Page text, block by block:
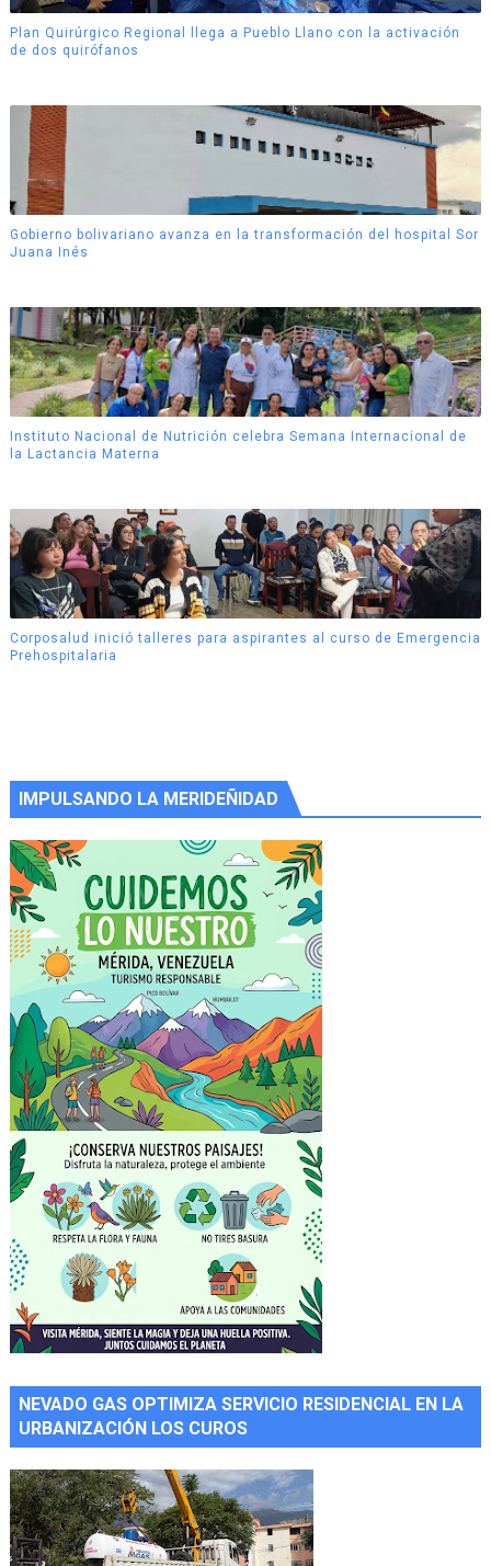
Plan Quirúrgico Regional llega a Pueblo Llano con la activación
de dos quirófanos
Gobierno bolivariano avanza en la transformación del hospital Sor
Juana Inés
Instituto Nacional de Nutrición celebra Semana Internacional de
la Lactancia Materna
Corposalud inició talleres para aspirantes al curso de Emergencia
Prehospitalaria
IMPULSANDO LA MERIDEÑIDAD
NEVADO GAS OPTIMIZA SERVICIO RESIDENCIAL EN LA
URBANIZACIÓN LOS CUROS